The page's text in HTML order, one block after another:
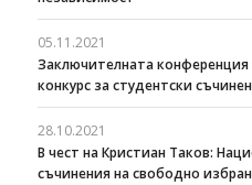
05.11.2021
Заключителната
конкурс за студентски
28.10.2021
В чест на Кристиан Таков:
съчинения на свободно